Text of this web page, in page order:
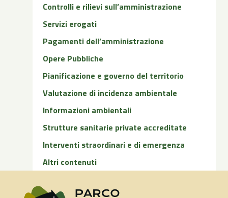
Controlli e rilievi sull’amministrazione
Servizi erogati
Pagamenti dell’amministrazione
Opere Pubbliche
Pianificazione e governo del territorio
Valutazione di incidenza ambientale
Informazioni ambientali
Strutture sanitarie private accreditate
Interventi straordinari e di emergenza
Altri contenuti